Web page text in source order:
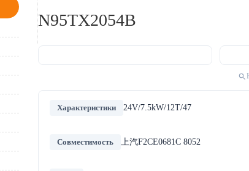
N95TX2054B
Характеристики 24V/7.5kW/12T/47
Совместимость 上汽F2CE0681C 8052